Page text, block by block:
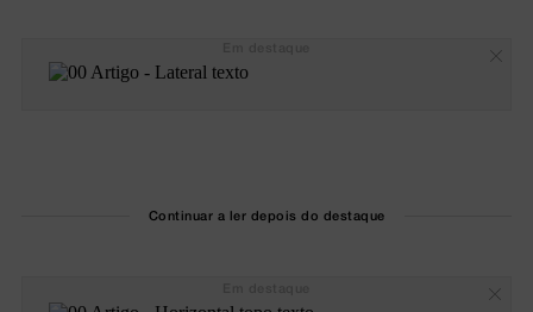
Continuar a ler depois do destaque